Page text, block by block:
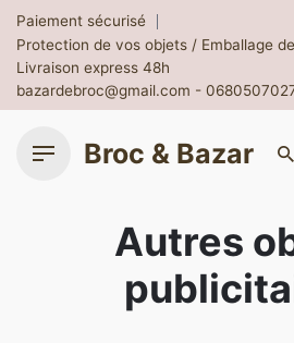
Skip
content
Paiement sécurisé
Protection de vos objets / Emballage
Livraison express 48h
bazardebroc@gmail.com -
Broc & Bazar
Autres